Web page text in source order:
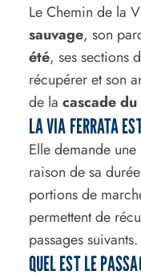
Le Chemin de la
sauvage, son
été, ses sections
récupérer et son
de la cascade
LA VIA FERRATA
Elle demande
raison de sa
portions de
permettent de
passages suivants.
QUEL EST LE